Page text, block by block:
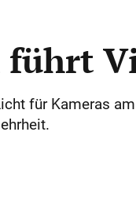
für Kameras